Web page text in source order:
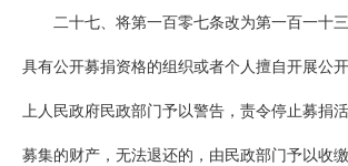
二十七、将第一百零七条改为第一百一十
具有公开募捐资格的组织或者个人擅自开展公
上人民政府民政部门予以警告，责令停止募捐
募集的财产，无法退还的，由民政部门予以收